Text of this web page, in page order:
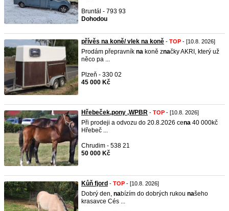
Bruntál - 793 93
Dohodou
přívěs na koně/ vlek na koně - TOP - [10.8. 2026]
Prodám přepravník na koně značky AKRI, který už
něco pa ...
Plzeň - 330 02
45 000 Kč
Hřebeček,pony ,WPBR - TOP - [10.8. 2026]
Při prodeji a odvozu do 20.8.2026 cena 40 000kč
Hřebeč ...
Chrudim - 538 21
50 000 Kč
Kůň fjord - TOP - [10.8. 2026]
Dobrý den, nabízím do dobrých rukou našeho
krasavce Cés ...